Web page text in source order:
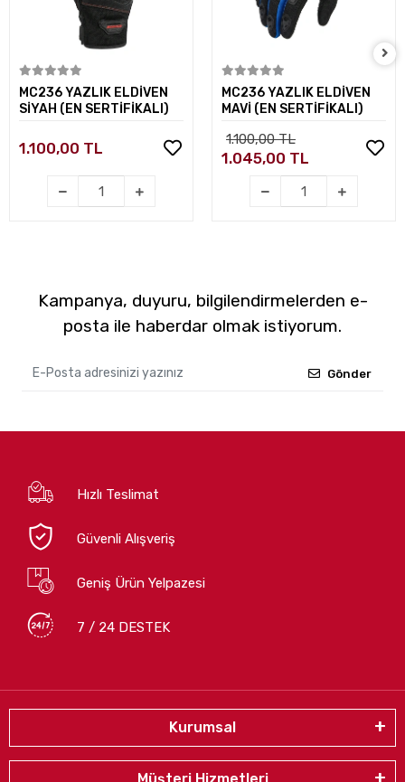
Sepete Ekle
MC236 YAZLIK ELDİVEN
SİYAH (EN SERTİFİKALI)
1.100,00 TL
Sepete Ekle
MC236 YAZLIK ELDİVEN
MAVİ (EN SERTİFİKALI)
1.100,00 TL
1.045,00 TL
Kampanya, duyuru, bilgilendirmelerden e-
posta ile haberdar olmak istiyorum.
Gönder
Hızlı Teslimat
Güvenli Alışveriş
Geniş Ürün Yelpazesi
7 / 24 DESTEK
Kurumsal